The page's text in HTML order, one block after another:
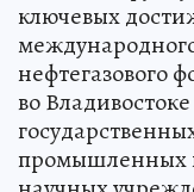
ключевых
нефтегазового
во
промышленных